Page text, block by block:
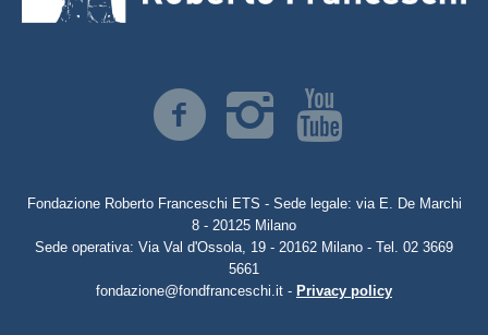
Fondazione Roberto Franceschi ETS - Sede legale: via E. De Marchi
8 - 20125 Milano
Sede operativa: Via Val d'Ossola, 19 - 20162 Milano - Tel. 02 3669
5661
fondazione@fondfranceschi.it - Privacy policy